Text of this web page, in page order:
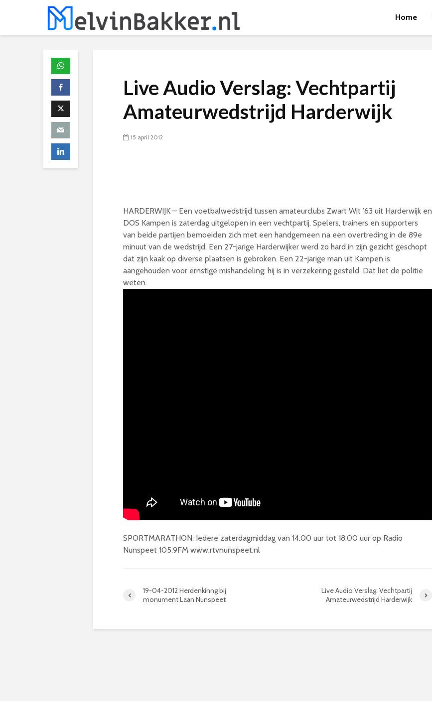
Home
Live Audio Verslag: Vechtpartij
Amateurwedstrijd Harderwijk
15 april 2012
HARDERWIJK – Een voetbalwedstrijd tussen amateurclubs Zwart Wit ’63 uit Harderwijk en
DOS Kampen is zaterdag uitgelopen in een vechtpartij. Spelers, trainers en supporters
van beide partijen bemoeiden zich met een handgemeen na een overtreding in de 89e
minuut van de wedstrijd. Een 27-jarige Harderwijker werd zo hard in zijn gezicht geschopt
dat zijn kaak op diverse plaatsen is gebroken. Een 22-jarige man uit Kampen is
aangehouden voor ernstige mishandeling; hij is in verzekering gesteld. Dat liet de politie
weten.
SPORTMARATHON: Iedere zaterdagmiddag van 14.00 uur tot 18.00 uur op Radio
Nunspeet 105.9FM www.rtvnunspeet.nl
19-04-2012 Herdenkinng bij
monument Laan Nunspeet
Live Audio Verslag: Vechtpartij
Amateurwedstrijd Harderwijk